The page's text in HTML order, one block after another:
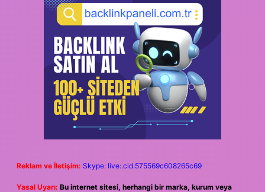
Reklam ve İletişim: Skype: live:.cid.575569c608265c69
Yasal Uyarı: Bu internet sitesi, herhangi bir marka, kurum veya